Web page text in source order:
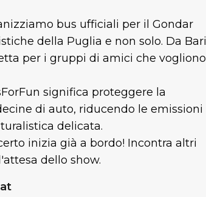
bus ufficiali per il Gondar
della Puglia e non solo. Da Bari
per i gruppi di amici che vogliono
significa proteggere la
di auto, riducendo le emissioni
delicata.
inizia già a bordo! Incontra altri
dello show.